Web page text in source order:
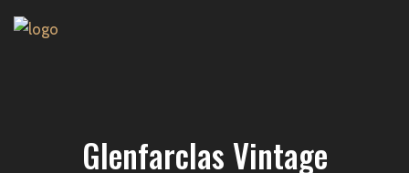
Glenfarclas Vintage